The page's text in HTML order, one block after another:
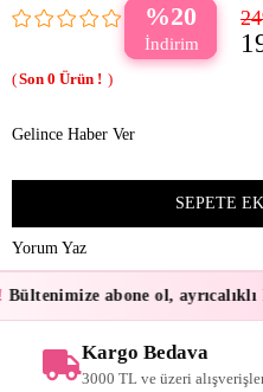
20
0
Gelince Haber Ver
Yorum Yaz
abone ol,
Kargo Bedava
3000 TL ve üzeri